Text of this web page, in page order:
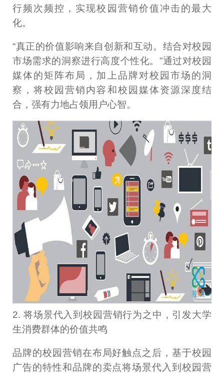
行频次频控，实现校园营销价值冲击的最大
化。
“真正的价值影响来自创新和互动。结合对校园
市场需求的洞察进行高度个性化。”通过对校园
媒体的矩阵布局，加上品牌对校园市场的洞
察，将校园营销内容和校园媒体资源深度结
合，强有力地占领用户心智。
2. 将场景代入到校园营销行为之中，引发大学
生消费群体的价值共鸣
品牌的校园营销在布局好触点之后，基于校园
广告的特性和品牌的卖点将场景代入到校园营